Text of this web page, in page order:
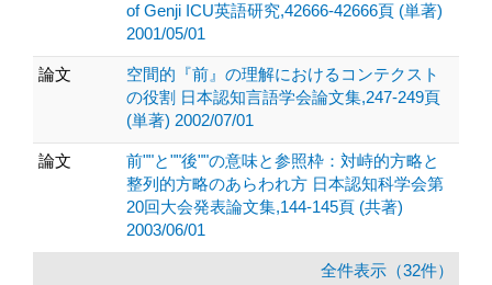
of Genji ICU英語研究,42666-42666頁 (単著)
2001/05/01
論文
空間的『前』の理解におけるコンテクスト
の役割 日本認知言語学会論文集,247-249頁
(単著) 2002/07/01
論文
前""と""後""の意味と参照枠：対峙的方略と
整列的方略のあらわれ方 日本認知科学会第
20回大会発表論文集,144-145頁 (共著)
2003/06/01
全件表示（32件）